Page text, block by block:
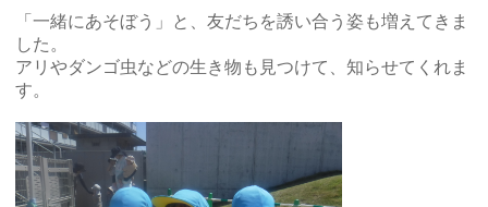
「一緒にあそぼう」と、友だちを誘い合う姿も増えてきま
した。
アリやダンゴ虫などの生き物も見つけて、知らせてくれま
す。